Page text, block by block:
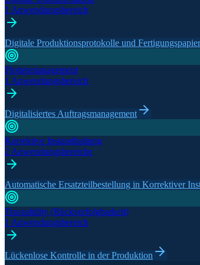
1 Anwendungsbereich
Digitale Produktionsprotokolle und
Flottenmanagement
1 Anwendungsbereich
Digitalisiertes Auftragsmanagement
Korrektive Instandhaltung
2 Anwendungsbereiche
Automatische Ersatzteilbestellung in Korrektiver
Traceability (Rückverfolgbarkeit)
1 Anwendungsbereich
Lückenlose Kontrolle in der Produktion